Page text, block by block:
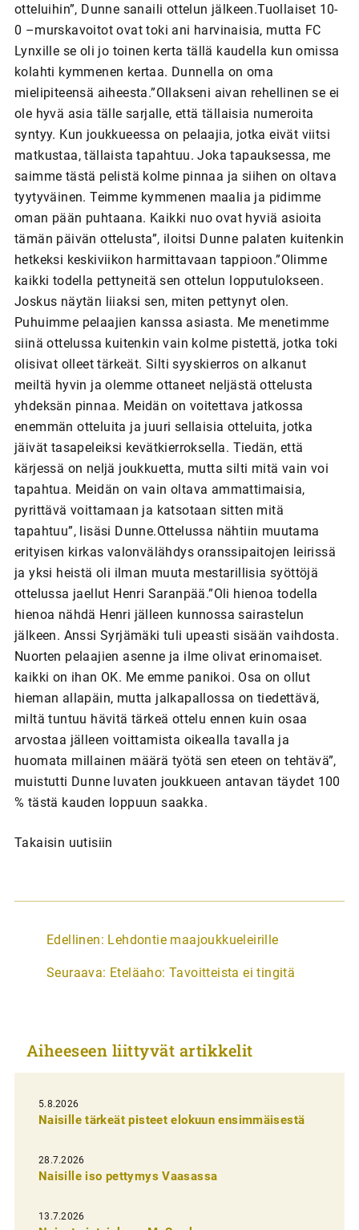
otteluihin”, Dunne sanaili ottelun jälkeen.Tuollaiset 10-
0 –murskavoitot ovat toki ani harvinaisia, mutta FC
Lynxille se oli jo toinen kerta tällä kaudella kun omissa
kolahti kymmenen kertaa. Dunnella on oma
mielipiteensä aiheesta.”Ollakseni aivan rehellinen se ei
ole hyvä asia tälle sarjalle, että tällaisia numeroita
syntyy. Kun joukkueessa on pelaajia, jotka eivät viitsi
matkustaa, tällaista tapahtuu. Joka tapauksessa, me
saimme tästä pelistä kolme pinnaa ja siihen on oltava
tyytyväinen. Teimme kymmenen maalia ja pidimme
oman pään puhtaana. Kaikki nuo ovat hyviä asioita
tämän päivän ottelusta”, iloitsi Dunne palaten kuitenkin
hetkeksi keskiviikon harmittavaan tappioon.”Olimme
kaikki todella pettyneitä sen ottelun lopputulokseen.
Joskus näytän liiaksi sen, miten pettynyt olen.
Puhuimme pelaajien kanssa asiasta. Me menetimme
siinä ottelussa kuitenkin vain kolme pistettä, jotka toki
olisivat olleet tärkeät. Silti syyskierros on alkanut
meiltä hyvin ja olemme ottaneet neljästä ottelusta
yhdeksän pinnaa. Meidän on voitettava jatkossa
enemmän otteluita ja juuri sellaisia otteluita, jotka
jäivät tasapeleiksi kevätkierroksella. Tiedän, että
kärjessä on neljä joukkuetta, mutta silti mitä vain voi
tapahtua. Meidän on vain oltava ammattimaisia,
pyrittävä voittamaan ja katsotaan sitten mitä
tapahtuu”, lisäsi Dunne.Ottelussa nähtiin muutama
erityisen kirkas valonvälähdys oranssipaitojen leirissä
ja yksi heistä oli ilman muuta mestarillisia syöttöjä
ottelussa jaellut Henri Saranpää.”Oli hienoa todella
hienoa nähdä Henri jälleen kunnossa sairastelun
jälkeen. Anssi Syrjämäki tuli upeasti sisään vaihdosta.
Nuorten pelaajien asenne ja ilme olivat erinomaiset.
kaikki on ihan OK. Me emme panikoi. Osa on ollut
hieman allapäin, mutta jalkapallossa on tiedettävä,
miltä tuntuu hävitä tärkeä ottelu ennen kuin osaa
arvostaa jälleen voittamista oikealla tavalla ja
huomata millainen määrä työtä sen eteen on tehtävä”,
muistutti Dunne luvaten joukkueen antavan täydet 100
% tästä kauden loppuun saakka.
Takaisin uutisiin
A
t
k
e
l
i
e
n
Edellinen: Lehdontie maajoukkueleirille
Seuraava: Eteläaho: Tavoitteista ei tingitä
Aiheeseen liittyvät artikkelit
5.8.2026
Naisille tärkeät pisteet elokuun ensimmäisestä
28.7.2026
Naisille iso pettymys Vaasassa
13.7.2026